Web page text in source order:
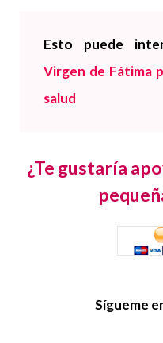
Esto puede
Virgen de Fátima
salud
¿Te gustaría
Sígueme